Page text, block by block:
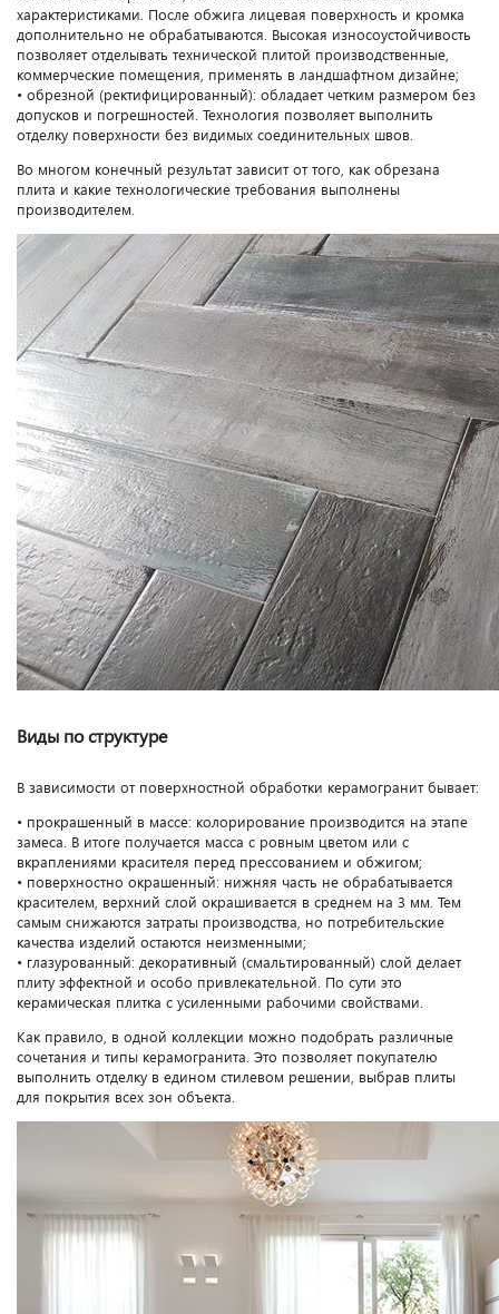
характеристиками. После обжига лицевая поверхность и кромка
дополнительно не обрабатываются. Высокая износоустойчивость
позволяет отделывать технической плитой производственные,
коммерческие помещения, применять в ландшафтном дизайне;
• обрезной (ректифицированный): обладает четким размером без
допусков и погрешностей. Технология позволяет выполнить
отделку поверхности без видимых соединительных швов.
Во многом конечный результат зависит от того, как обрезана
плита и какие технологические требования выполнены
производителем.
Виды по структуре
В зависимости от поверхностной обработки керамогранит бывает:
• прокрашенный в массе: колорирование производится на этапе
замеса. В итоге получается масса с ровным цветом или с
вкраплениями красителя перед прессованием и обжигом;
• поверхностно окрашенный: нижняя часть не обрабатывается
красителем, верхний слой окрашивается в среднем на 3 мм. Тем
самым снижаются затраты производства, но потребительские
качества изделий остаются неизменными;
• глазурованный: декоративный (смальтированный) слой делает
плиту эффектной и особо привлекательной. По сути это
керамическая плитка с усиленными рабочими свойствами.
Как правило, в одной коллекции можно подобрать различные
сочетания и типы керамогранита. Это позволяет покупателю
выполнить отделку в едином стилевом решении, выбрав плиты
для покрытия всех зон объекта.